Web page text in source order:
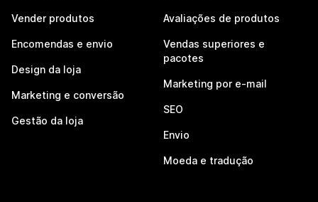
Vender produtos
Encomendas e envio
Design da loja
Marketing e conversão
Gestão da loja
Avaliações de produtos
Vendas superiores e
pacotes
Marketing por e-mail
SEO
Envio
Moeda e tradução